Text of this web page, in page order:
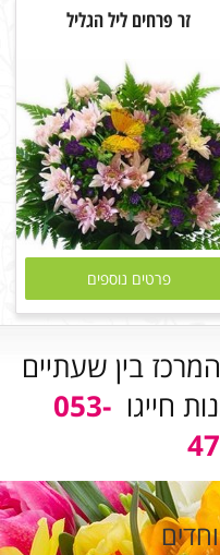
זר פרחים ליל הגליל
פרטים נוספים
בין שעתיים
חייגו053-